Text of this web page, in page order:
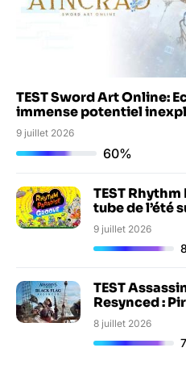
TEST Sword Art Online:
immense potentiel
9 juillet 2026
60%
TEST
tube de l’été
9 juillet 2026
TEST
Resynced :
8 juillet 2026